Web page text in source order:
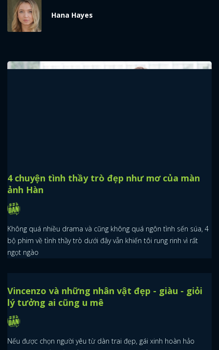
Hana Hayes
4 chuyện tình thầy trò đẹp như mơ của màn
ảnh Hàn
Không quá nhiều drama và cũng không quá ngôn tình sến súa, 4
bộ phim về tình thầy trò dưới đây vẫn khiến tôi rung rinh vì rất
ngọt ngào